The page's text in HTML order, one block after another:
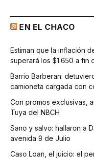
EN EL CHACO
Estiman que la inflación
superará los $1.650 a fin
Barrio Barberan:
camioneta cargada con
Con promos exclusivas,
Tuya del NBCH
Sano y salvo: hallaron a
avenida 9 de Julio
Caso Loan, el juicio: el